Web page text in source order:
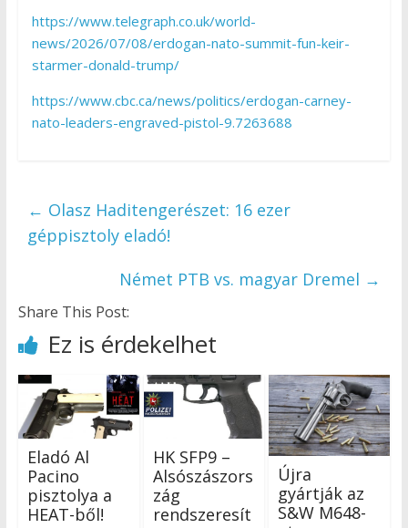
https://www.telegraph.co.uk/world-
news/2026/07/08/erdogan-nato-summit-fun-keir-
starmer-donald-trump/
https://www.cbc.ca/news/politics/erdogan-carney-
nato-leaders-engraved-pistol-9.7263688
← Olasz Haditengerészet: 16 ezer
géppisztoly eladó!
Német PTB vs. magyar Dremel →
Share This Post:
Ez is érdekelhet
Eladó Al
Pacino
pisztolya a
HEAT-ből!
HK SFP9 –
Alsószászors
zág
rendszeresít
Újra
gyártják az
S&W M648-